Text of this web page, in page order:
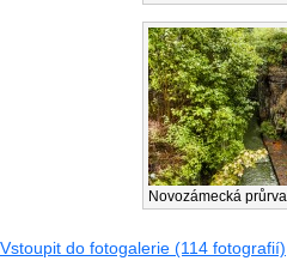
Novozámecká průrva
Vstoupit do fotogalerie (114 fotografií)